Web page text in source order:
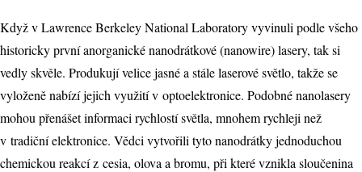
Když v Lawrence Berkeley National Laboratory vyvinuli podle všeho
historicky první anorganické nanodrátkové (nanowire) lasery, tak si
vedly skvěle. Produkují velice jasné a stále laserové světlo, takže se
vyloženě nabízí jejich využití v optoelektronice. Podobné nanolasery
mohou přenášet informaci rychlostí světla, mnohem rychleji než
v tradiční elektronice. Vědci vytvořili tyto nanodrátky jednoduchou
chemickou reakcí z cesia, olova a bromu, při které vznikla sloučenina